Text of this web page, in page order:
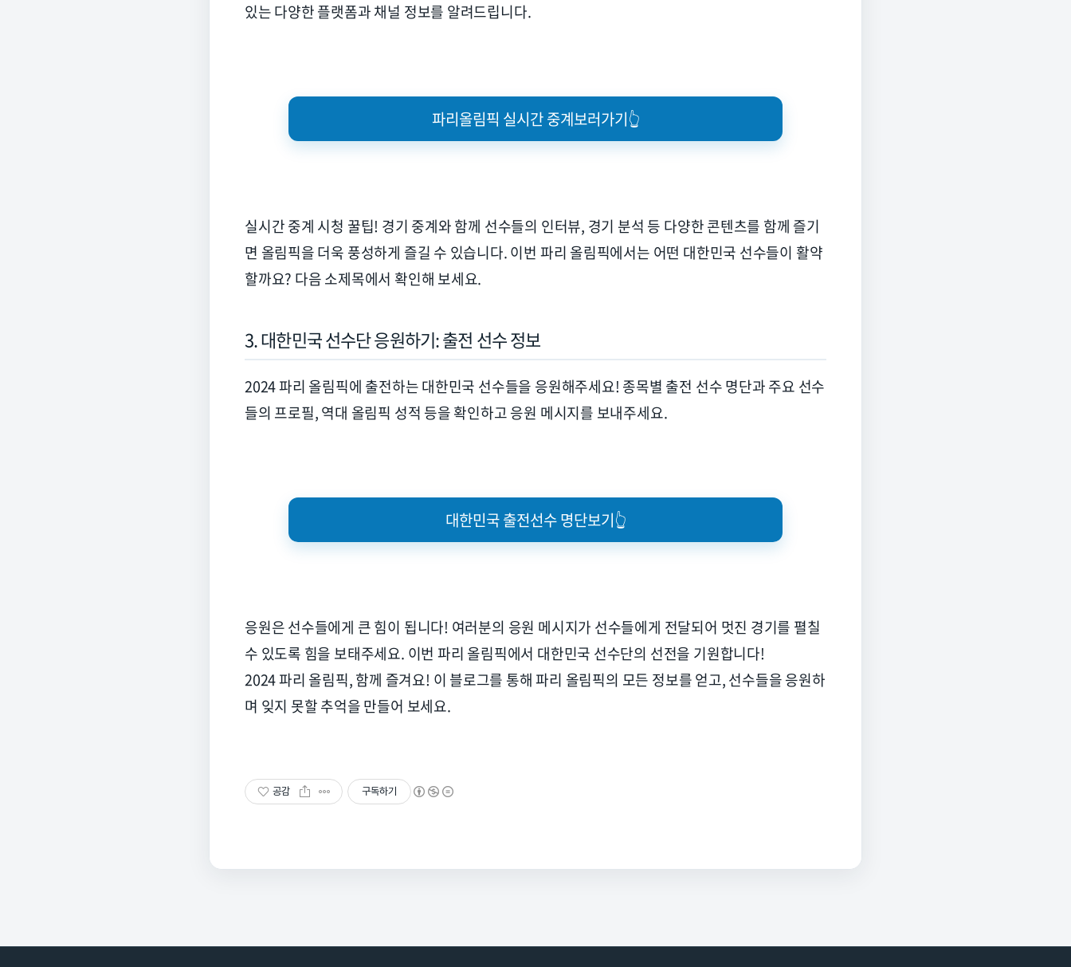
있는 다양한 플랫폼과 채널 정보를 알려드립니다.
파리올림픽 실시간 중계보러가기👆
실시간 중계 시청 꿀팁! 경기 중계와 함께 선수들의 인터뷰, 경기 분석 등 다양한 콘텐츠를 함께 즐기
면 올림픽을 더욱 풍성하게 즐길 수 있습니다.이번 파리 올림픽에서는 어떤 대한민국 선수들이 활약
할까요? 다음 소제목에서 확인해 보세요.
3.대한민국 선수단 응원하기:출전 선수 정보
2024파리 올림픽에 출전하는 대한민국 선수들을 응원해주세요! 종목별 출전 선수 명단과 주요 선수
들의 프로필,역대 올림픽 성적 등을 확인하고 응원 메시지를 보내주세요.
대한민국 출전선수 명단보기👆
응원은 선수들에게 큰 힘이 됩니다! 여러분의 응원 메시지가 선수들에게 전달되어 멋진 경기를 펼칠
수 있도록 힘을 보태주세요. 이번 파리 올림픽에서 대한민국 선수단의 선전을 기원합니다!
2024파리 올림픽,함께 즐겨요! 이 블로그를 통해 파리 올림픽의 모든 정보를 얻고,선수들을 응원하
며 잊지 못할 추억을 만들어 보세요.
공감 구독하기